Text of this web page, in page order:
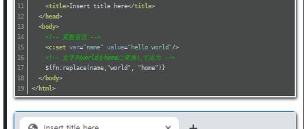
<title>Insert title here</title>
</ head>
< body>
<!-- 変数宣言 -->
<c:set var="name" value="hello world" />
<!-- 文字列worldをhomeに変換して出力 -->
    ${fn:replace(name,"world", "home")}
</ body>
</ html >